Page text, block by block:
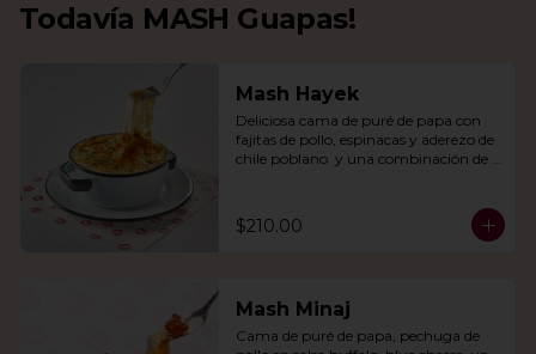
Todavía MASH Guapas!
Mash Hayek
Deliciosa cama de puré de papa con
fajitas de pollo, espinacas y aderezo de
chile poblano  y una combinación de
$210.00
Mash Minaj
Cama de puré de papa, pechuga de